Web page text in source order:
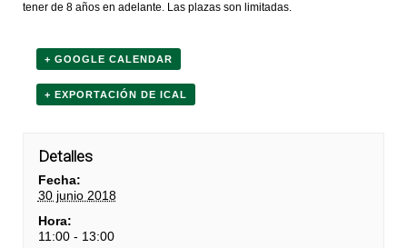
tener de 8 años en adelante. Las plazas son limitadas.
+ GOOGLE CALENDAR
+ EXPORTACIÓN DE ICAL
Detalles
Fecha:
30 junio 2018
Hora:
11:00 - 13:00